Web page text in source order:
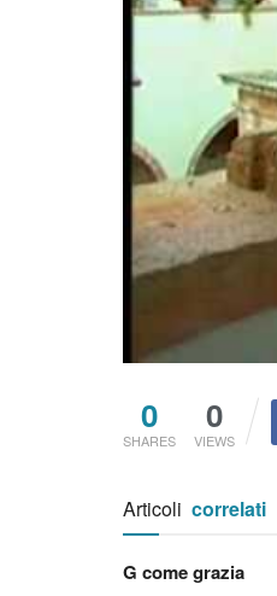
0
SHARES
0
VIEWS
Articoli correlati
G come grazia